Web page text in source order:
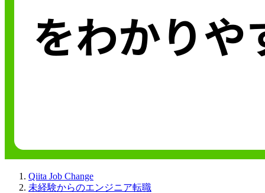
Qiita Job Change
未経験からのエンジニア転職